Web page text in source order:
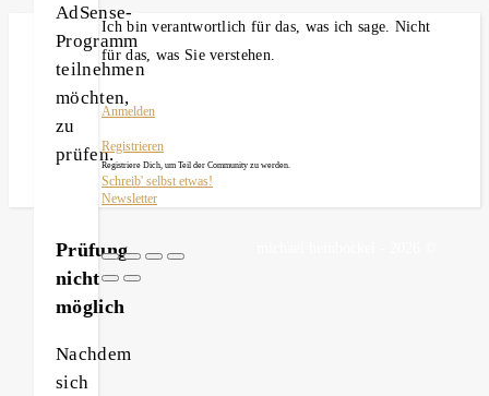
AdSense-
Programm
teilnehmen
möchten,
zu
prüfen.
Prüfung
nicht
möglich
Nachdem
sich
Ich bin verantwortlich für das, was ich sage. Nicht
für das, was Sie verstehen.
Anmelden
Registrieren
Registriere Dich, um Teil der Community zu werden.
Schreib' selbst etwas!
Newsletter